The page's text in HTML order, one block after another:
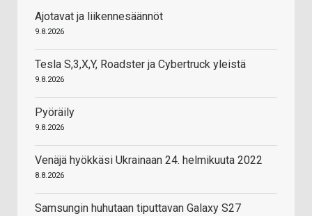
Ajotavat ja liikennesäännöt
9.8.2026
Tesla S,3,X,Y, Roadster ja Cybertruck yleistä
9.8.2026
Pyöräily
9.8.2026
Venäjä hyökkäsi Ukrainaan 24. helmikuuta 2022
8.8.2026
Samsungin huhutaan tiputtavan Galaxy S27